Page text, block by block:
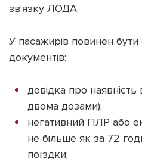
Підтримати
зв'язку ЛОДА.
У пасажирів повинен
документів:
довідка про наявність
двома дозами);
негативний ПЛР або
не більше як за 72
поїздки;